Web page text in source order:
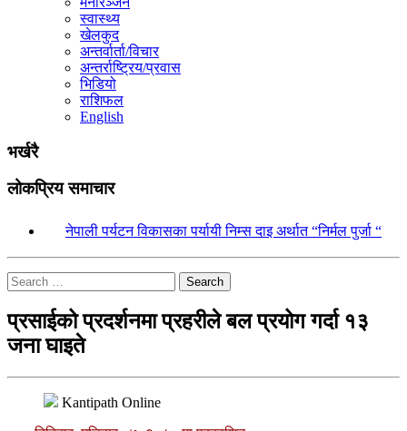
स्वास्थ्य
खेलकुद
अन्तर्वार्ता/विचार
अन्तर्राष्ट्रिय/प्रवास
भिडियो
राशिफल
English
भर्खरै
लोकप्रिय समाचार
नेपाली पर्यटन विकासका पर्यायी निम्स दाइ अर्थात “निर्मल पुर्जा “
Search
प्रसाईको प्रदर्शनमा प्रहरीले बल प्रयोग गर्दा १३
जना घाइते
Kantipath Online